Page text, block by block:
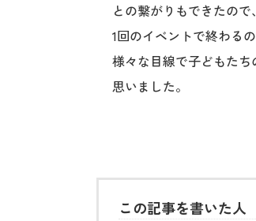
との繋がりもできたの
1回のイベントで終わる
様々な目線で子どもた
思いました。
この記事を書いた人